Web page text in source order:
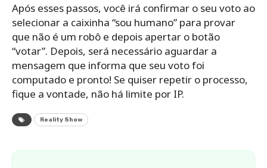
Após esses passos, você irá confirmar o seu voto ao
selecionar a caixinha “sou humano” para provar
que não é um robô e depois apertar o botão
“votar”. Depois, será necessário aguardar a
mensagem que informa que seu voto foi
computado e pronto! Se quiser repetir o processo,
fique a vontade, não há limite por IP.
Reality Show